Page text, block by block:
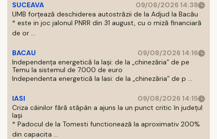
SUCEAVA
09/08/2026 14:38
UMB forțează deschiderea autostrăzii de la Adjud la Bacău
* este in joc jalonul PNRR din 31 august, cu o miză financiară
de or ...
BACAU
09/08/2026 14:16
Independența energetică la Iași: de la „chinezăria” de pe
Temu la sistemul de 7.000 de euro
Independenta energetică la Iasi: de la „chinezăria” de p ...
IASI
09/08/2026 14:15
Criza câinilor fără stăpân a ajuns la un punct critic în județul
Iași
* Padocul de la Tomesti functionează la aproximativ 200%
din capacita ...